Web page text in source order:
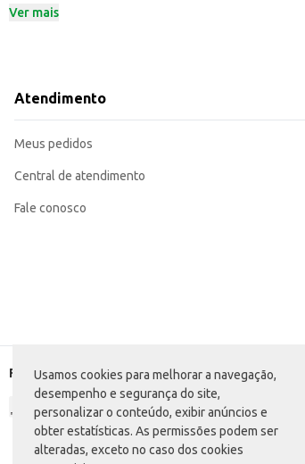
Usamos cookies para melhorar a navegação,
desempenho e segurança do site,
personalizar o conteúdo, exibir anúncios e
obter estatísticas. As permissões podem ser
alteradas, exceto no caso dos cookies
Dicas de uso:
O Garrafão Térmico Invicta oferece praticidade e
otimização do consumo e redução de desperdícios.
Marca: Invicta
Categoria: Garrafa térmica
EAN: 7891691399749
Ver mais
Atendimento
Meus pedidos
Central de atendimento
Fale conosco
Formas de pagamento